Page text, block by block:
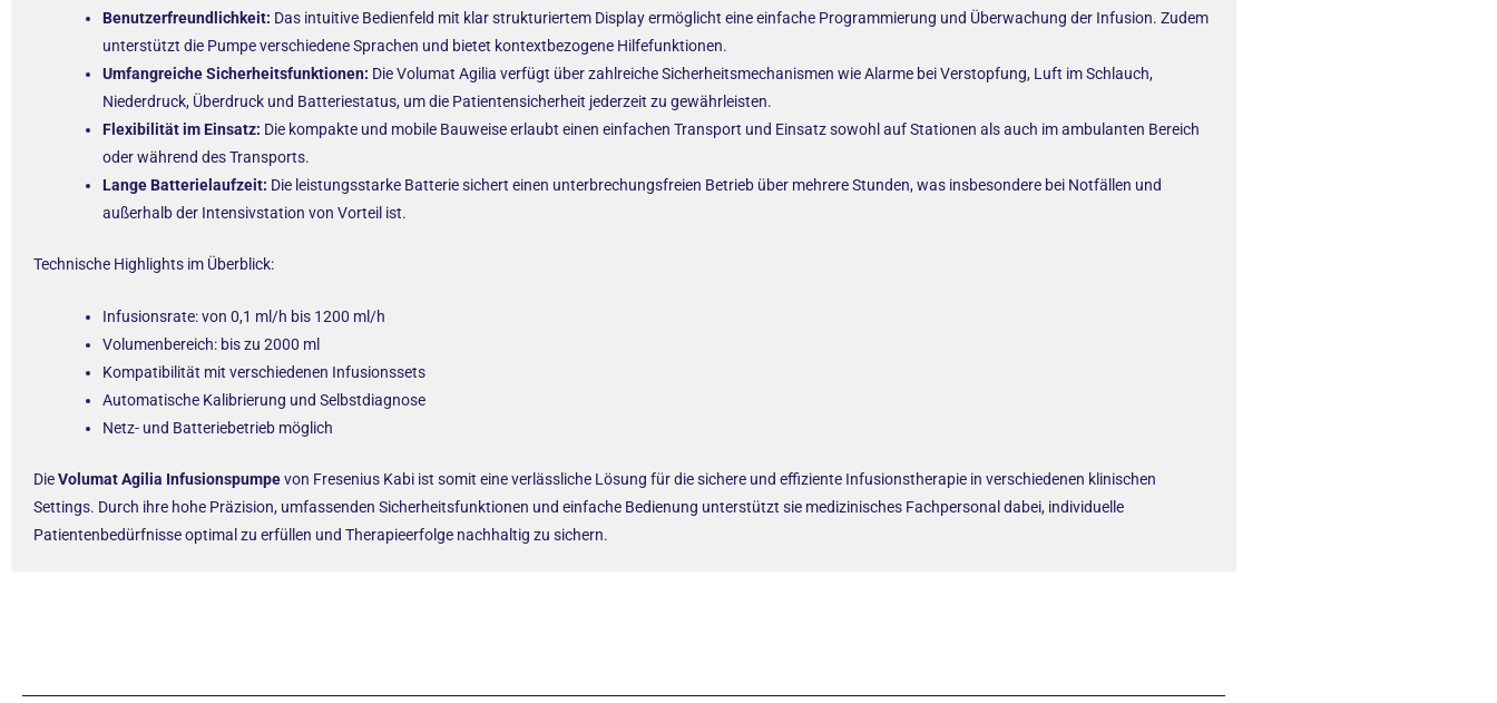
Benutzerfreundlichkeit: Das intuitive Bedienfeld mit klar strukturiertem Display ermöglicht eine einfache Programmierung und Überwachung der Infusion. Zudem
unterstützt die Pumpe verschiedene Sprachen und bietet kontextbezogene Hilfefunktionen.
Umfangreiche Sicherheitsfunktionen: Die Volumat Agilia verfügt über zahlreiche Sicherheitsmechanismen wie Alarme bei Verstopfung, Luft im Schlauch,
Niederdruck, Überdruck und Batteriestatus, um die Patientensicherheit jederzeit zu gewährleisten.
Flexibilität im Einsatz: Die kompakte und mobile Bauweise erlaubt einen einfachen Transport und Einsatz sowohl auf Stationen als auch im ambulanten Bereich
oder während des Transports.
Lange Batterielaufzeit: Die leistungsstarke Batterie sichert einen unterbrechungsfreien Betrieb über mehrere Stunden, was insbesondere bei Notfällen und
außerhalb der Intensivstation von Vorteil ist.
Technische Highlights im Überblick:
Infusionsrate: von 0,1 ml/h bis 1200 ml/h
Volumenbereich: bis zu 2000 ml
Kompatibilität mit verschiedenen Infusionssets
Automatische Kalibrierung und Selbstdiagnose
Netz- und Batteriebetrieb möglich
DieVolumat Agilia Infusionspumpevon Fresenius Kabi ist somit eine verlässliche Lösung für die sichere und effiziente Infusionstherapie in verschiedenen klinischen
Settings. Durch ihre hohe Präzision, umfassenden Sicherheitsfunktionen und einfache Bedienung unterstützt sie medizinisches Fachpersonal dabei, individuelle
Patientenbedürfnisse optimal zu erfüllen und Therapieerfolge nachhaltig zu sichern.